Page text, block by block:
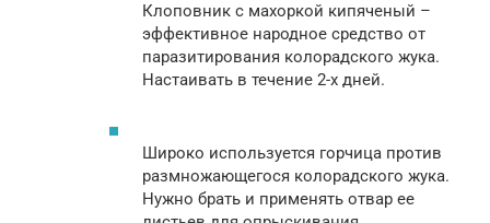
Клоповник с махоркой кипяченый –
эффективное народное средство от
паразитирования колорадского жука.
Настаивать в течение 2-х дней.
Широко используется горчица против
размножающегося колорадского жука.
Нужно брать и применять отвар ее